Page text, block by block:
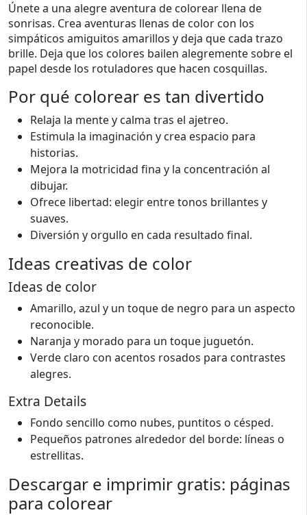
Únete a una alegre aventura de colorear llena de
sonrisas. Crea aventuras llenas de color con los
simpáticos amiguitos amarillos y deja que cada trazo
brille. Deja que los colores bailen alegremente sobre el
papel desde los rotuladores que hacen cosquillas.
Por qué colorear es tan divertido
Relaja la mente y calma tras el ajetreo.
Estimula la imaginación y crea espacio para
historias.
Mejora la motricidad fina y la concentración al
dibujar.
Ofrece libertad: elegir entre tonos brillantes y
suaves.
Diversión y orgullo en cada resultado final.
Ideas creativas de color
Ideas de color
Amarillo, azul y un toque de negro para un aspecto
reconocible.
Naranja y morado para un toque juguetón.
Verde claro con acentos rosados para contrastes
alegres.
Extra Details
Fondo sencillo como nubes, puntitos o césped.
Pequeños patrones alrededor del borde: líneas o
estrellitas.
Descargar e imprimir gratis: páginas
para colorear